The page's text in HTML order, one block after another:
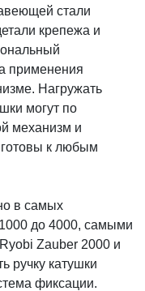
стали
крепежа и
применения
Нагружать
могут по
механизм и
к любым
в самых
до 4000, самыми
Zauber 2000 и
ручку катушки
фиксации.